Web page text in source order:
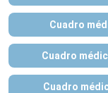
Cuadro
Cuadro
Cuadro